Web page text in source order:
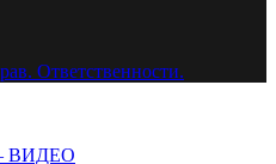
Ответственности.
ВИДЕО